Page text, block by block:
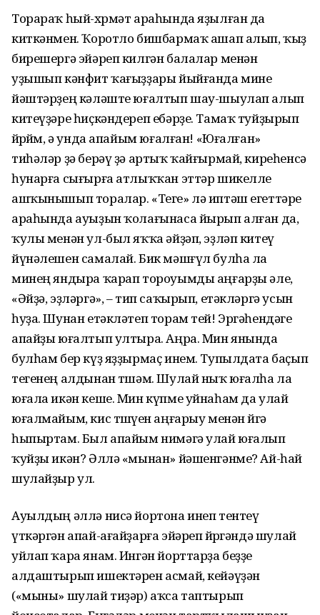
Торараҡ һый-хөрмәт араһында яҙылған да
киткәнмен. Ҡоротло бишбармаҡ ашап алып, ҡыҙ
бирешергә эйәреп килгән балалар менән
уҙышып кәнфит ҡағыҙҙары йыйғанда мине
йәштәрҙең кәләште юғалтып шау-шыулап алып
китеүҙәре һиҫкәндереп ебәрҙе. Тамаҡ туйҙырып
йөрөйөм, ә унда апайым юғалған! «Юғалған»
тиһәләр ҙә берәү ҙә артыҡ ҡайғырмай, киреһенсә
һунарға сығырға атлыҡҡан эттәр шикелле
ашҡынышып торалар. «Теге» лә иптәш егеттәре
араһында ауыҙын ҡолағынаса йырып алған да,
ҡулы менән ул-был яҡҡа әйҙәп, эҙләп китеү
йүнәлешен самалай. Бик мәшғүл булһа ла
минең яндыра ҡарап тороуымды аңғарҙы әле,
«Әйҙә, эҙләргә», – тип саҡырып, етәкләргә усын
һуҙа. Шунан етәкләтеп торам тей! Эргәһендәге
апайҙы юғалтып ултыра. Аңра. Мин янында
булһам бер күҙ яҙҙырмаҫ инем. Тупылдата баҫып
тегенең алдынан төшәм. Шулай ныҡ юғалһа ла
юғала икән кеше. Мин күпме уйнаһам да улай
юғалмайым, кис төшөүен аңғарыу менән өйгә
һыпыртам. Был апайым нимәгә улай юғалып
ҡуйҙы икән? Әллә «мынан» йәшенгәнме? Ай-һай
шулайҙыр ул.
Ауылдың әллә нисә йортона инеп тентеү
үткәргән апай-ағайҙарға эйәреп йөрөгәндә шулай
уйлап ҡара янам. Ингән йорттарҙа беҙҙе
алдаштырып ишектәрен асмай, кейәүҙән
(«мыны» шулай тиҙәр) аҡса таптырып